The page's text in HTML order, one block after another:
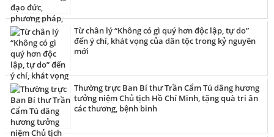
Từ chân lý “Không có gì quý hơn độc lập, tự do”
đến ý chí, khát vọng của dân tộc trong kỷ nguyên
mới
Thường trực Ban Bí thư Trần Cẩm Tú dâng hương
tưởng niệm Chủ tịch Hồ Chí Minh, tặng quà tri ân
các thương, bệnh binh